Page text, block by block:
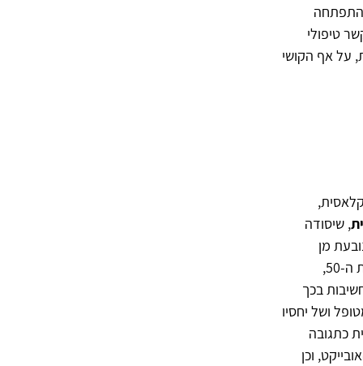
התפתחה
טיפולי
על אף הקושי
, שיסודה
מן
, שהתפתחה החל משנות ה-50,
בכך
ושל יחסיו
כתגובה
וכן